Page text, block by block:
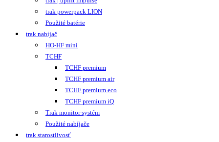
trak powerpack LION
Použité batérie
trak nabíjač
HO-HF mini
TCHF
TCHF premium
TCHF premium air
TCHF premium eco
TCHF premium iQ
Trak monitor systém
Použité nabíjače
trak starostlivosť